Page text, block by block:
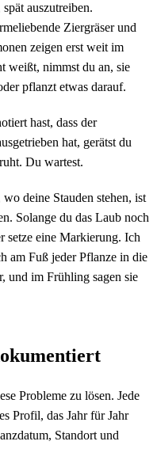
auszutreiben.
Ziergräser und
zeigen erst weit im
weißt, nimmst du an, sie
pflanzt etwas darauf.
hast, dass der
hat, gerätst du
Du wartest.
deine Stauden stehen, ist
Solange du das Laub noch
setze eine Markierung. Ich
am Fuß jeder Pflanze in die
und im Frühling sagen sie
Probleme zu lösen. Jede
Profil, das Jahr für Jahr
Standort und